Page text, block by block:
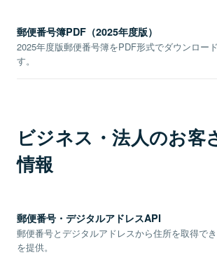
郵便番号簿PDF（2025年度版）
2025年度版郵便番号簿をPDF形式でダウンロー
す。
ビジネス・法人のお客
情報
郵便番号・デジタルアドレスAPI
郵便番号とデジタルアドレスから住所を取得で
を提供。